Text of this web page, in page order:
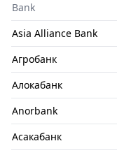
Bank
Asia Alliance Bank
Агробанк
Алокабанк
Anorbank
Асакабанк